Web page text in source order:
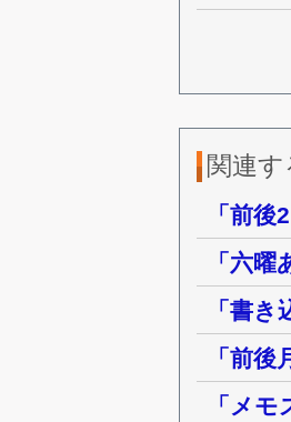
関連
「前後
「六曜
「書
「前
「メ